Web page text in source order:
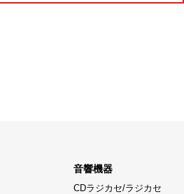
音響機器
CDラジカセ/ラジカセ